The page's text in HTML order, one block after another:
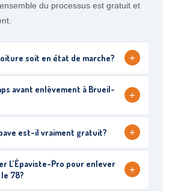
du processus est gratuit et
soit en état de marche? +
avant enlèvement à Brueil-
+
est-il vraiment gratuit? +
L’Épaviste-Pro pour enlever
78?
+